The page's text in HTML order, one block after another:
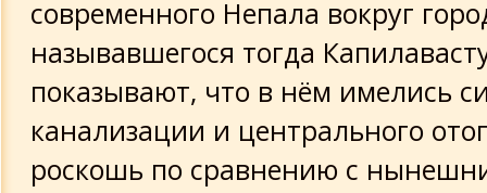
современного Непала вокруг
называвшегося тогда
показывают, что в нём имелись
канализации и центрального
роскошь по сравнению с
Посланника
Пророк Мухаммед
Моисей